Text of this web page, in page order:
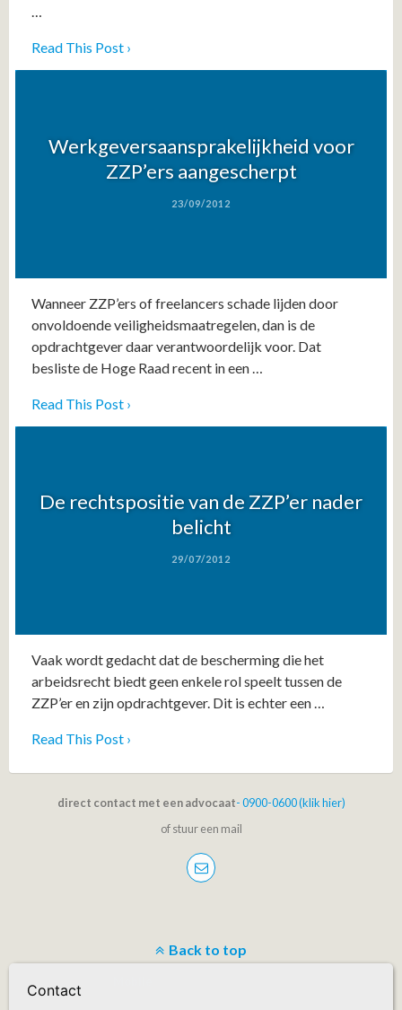
…
Read This Post ›
Werkgeversaansprakelijkheid voor
ZZP’ers aangescherpt
23/09/2012
Wanneer ZZP’ers of freelancers schade lijden door
onvoldoende veiligheidsmaatregelen, dan is de
opdrachtgever daar verantwoordelijk voor. Dat
besliste de Hoge Raad recent in een …
Read This Post ›
De rechtspositie van de ZZP’er nader
belicht
29/07/2012
Vaak wordt gedacht dat de bescherming die het
arbeidsrecht biedt geen enkele rol speelt tussen de
ZZP’er en zijn opdrachtgever. Dit is echter een …
Read This Post ›
direct contact met een advocaat- 0900-0600 (klik hier)
of stuur een mail
Back to top
Contact